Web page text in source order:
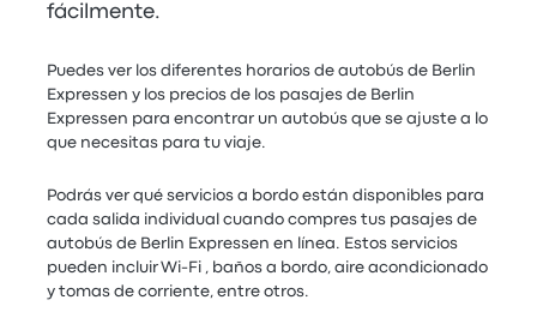
fácilmente.
Puedes ver los diferentes horarios de autobús de Berlin
Expressen y los precios de los pasajes de Berlin
Expressen para encontrar un autobús que se ajuste a lo
que necesitas para tu viaje.
Podrás ver qué servicios a bordo están disponibles para
cada salida individual cuando compres tus pasajes de
autobús de Berlin Expressen en línea. Estos servicios
pueden incluir Wi-Fi , baños a bordo, aire acondicionado
y tomas de corriente, entre otros.